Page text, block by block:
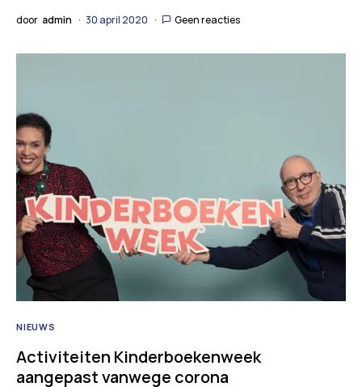
door admin 30 april 2020 Geen reacties
NIEUWS
Activiteiten Kinderboekenweek
aangepast vanwege corona